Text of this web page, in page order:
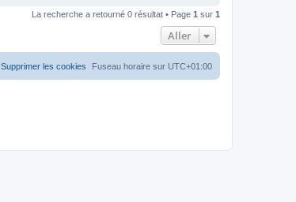
La recherche a retourné 0 résultat • Page 1 sur 1
Aller
Fuseau horaire sur UTC+01:00
Supprimer les cookies